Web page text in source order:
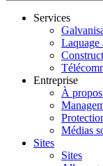
Services
Laquage
Entreprise
À
Médias
Sites
Sites